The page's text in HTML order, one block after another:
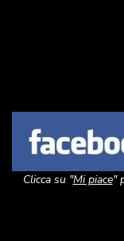
Clicca su "Mi piace"